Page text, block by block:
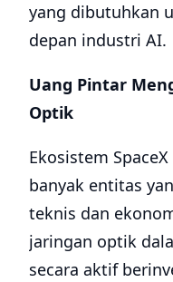
yang dibutuhkan
depan industri AI.
Uang Pintar
Optik
Ekosistem
banyak entitas
teknis dan
jaringan optik
secara aktif